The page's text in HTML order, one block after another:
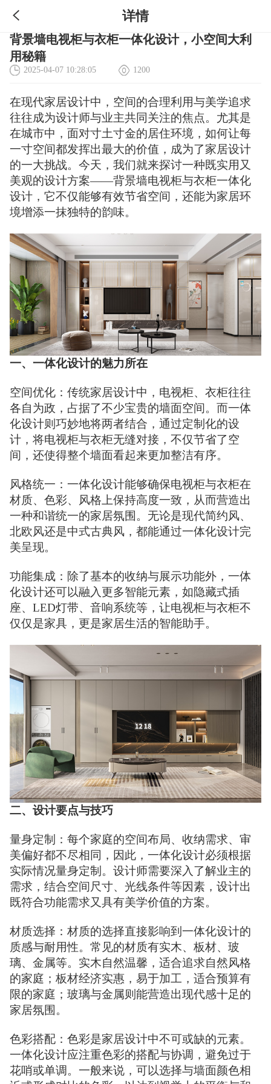
详情
背景墙电视柜与衣柜一体化设计，小空间大利
用秘籍
2025-04-07 10:28:05 1200
在现代家居设计中，空间的合理利用与美学追求
往往成为设计师与业主共同关注的焦点。尤其是
在城市中，面对寸土寸金的居住环境，如何让每
一寸空间都发挥出最大的价值，成为了家居设计
的一大挑战。今天，我们就来探讨一种既实用又
美观的设计方案——背景墙电视柜与衣柜一体化
设计，它不仅能够有效节省空间，还能为家居环
境增添一抹独特的韵味。
一、一体化设计的魅力所在
空间优化：传统家居设计中，电视柜、衣柜往往
各自为政，占据了不少宝贵的墙面空间。而一体
化设计则巧妙地将两者结合，通过定制化的设
计，将电视柜与衣柜无缝对接，不仅节省了空
间，还使得整个墙面看起来更加整洁有序。
风格统一：一体化设计能够确保电视柜与衣柜在
材质、色彩、风格上保持高度一致，从而营造出
一种和谐统一的家居氛围。无论是现代简约风、
北欧风还是中式古典风，都能通过一体化设计完
美呈现。
功能集成：除了基本的收纳与展示功能外，一体
化设计还可以融入更多智能元素，如隐藏式插
座、LED灯带、音响系统等，让电视柜与衣柜不
仅仅是家具，更是家居生活的智能助手。
二、设计要点与技巧
量身定制：每个家庭的空间布局、收纳需求、审
美偏好都不尽相同，因此，一体化设计必须根据
实际情况量身定制。设计师需要深入了解业主的
需求，结合空间尺寸、光线条件等因素，设计出
既符合功能需求又具有美学价值的方案。
材质选择：材质的选择直接影响到一体化设计的
质感与耐用性。常见的材质有实木、板材、玻
璃、金属等。实木自然温馨，适合追求自然风格
的家庭；板材经济实惠，易于加工，适合预算有
限的家庭；玻璃与金属则能营造出现代感十足的
家居氛围。
色彩搭配：色彩是家居设计中不可或缺的元素。
一体化设计应注重色彩的搭配与协调，避免过于
花哨或单调。一般来说，可以选择与墙面颜色相